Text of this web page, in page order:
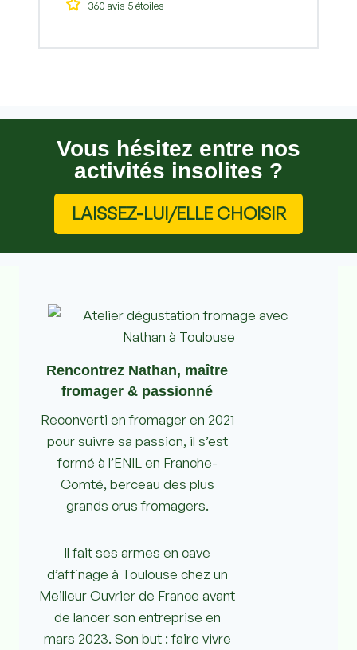
360 avis 5 étoiles
Vous hésitez entre nos
activités insolites ?
LAISSEZ-LUI/ELLE CHOISIR
Rencontrez Nathan, maître
fromager & passionné
Reconverti en fromager en 2021
pour suivre sa passion, il s’est
formé à l’ENIL en Franche-
Comté, berceau des plus
grands crus fromagers.
Il fait ses armes en cave
d’affinage à Toulouse chez un
Meilleur Ouvrier de France avant
de lancer son entreprise en
mars 2023. Son but : faire vivre